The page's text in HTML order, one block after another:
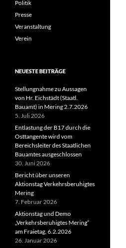
Politik
Presse
Veranstaltung
Verein
NEUESTE BEITRÄGE
Stellungnahme zu Aussagen
von Hr. Eichstädt (Staatl.
Bauamt) in Mering 2.7.2026
5. Juli 2026
Entlastung der B17 durch die
Osttangente wird vom
Bereichsleiter des Staatlichen
Bauamtes ausgeschlossen
30. Juni 2026
Bericht über unseren
Aktionstag Verkehrsberuhigtes
Mering
7. Februar 2026
Aktionstag und Demo
„Verkehrsberuhigtes Mering“
am Fraietag, 6.2.2026
26. Januar 2026